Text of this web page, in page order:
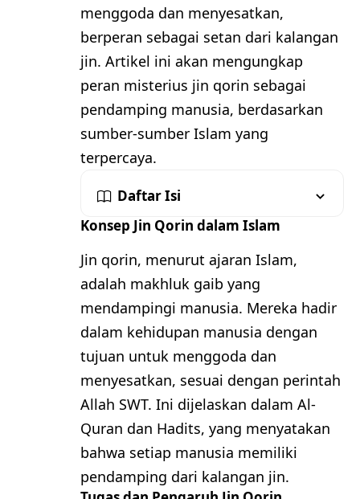
menggoda dan menyesatkan,
berperan sebagai setan dari kalangan
jin. Artikel ini akan mengungkap
peran misterius jin qorin sebagai
pendamping manusia, berdasarkan
sumber-sumber Islam yang
terpercaya.
Daftar Isi
Konsep Jin Qorin dalam Islam
Jin qorin, menurut ajaran Islam,
adalah makhluk gaib yang
mendampingi manusia. Mereka hadir
dalam kehidupan manusia dengan
tujuan untuk menggoda dan
menyesatkan, sesuai dengan perintah
Allah SWT. Ini dijelaskan dalam Al-
Quran dan Hadits, yang menyatakan
bahwa setiap manusia memiliki
pendamping dari kalangan jin.